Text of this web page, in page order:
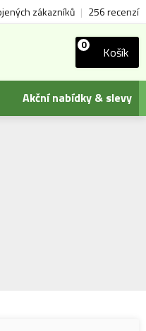
zákazníků | 256 recenzí
0 Košík
Akční nabídky & slevy